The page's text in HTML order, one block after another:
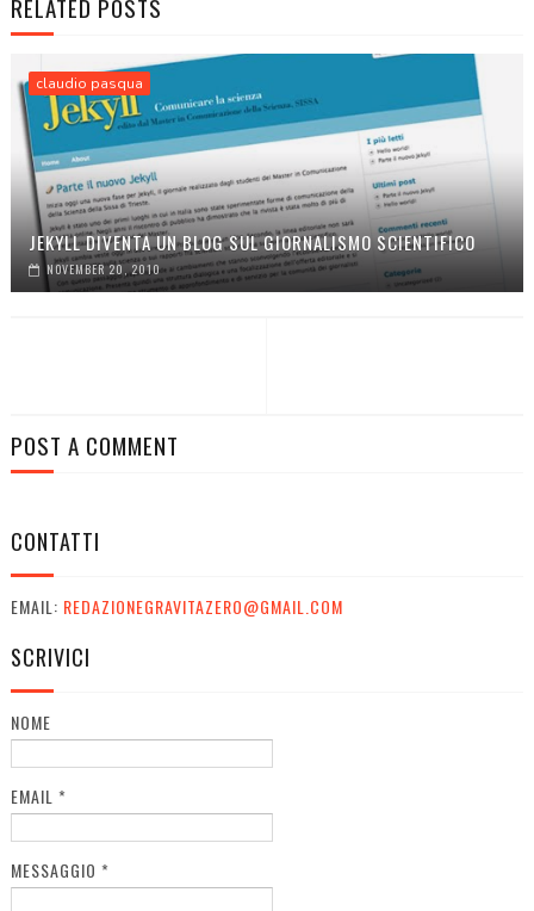
RELATED POSTS
claudio pasqua
JEKYLL DIVENTA UN BLOG SUL GIORNALISMO SCIENTIFICO
NOVEMBER 20, 2010
POST A COMMENT
CONTATTI
EMAIL: REDAZIONEGRAVITAZERO@GMAIL.COM
SCRIVICI
NOME
EMAIL *
MESSAGGIO *